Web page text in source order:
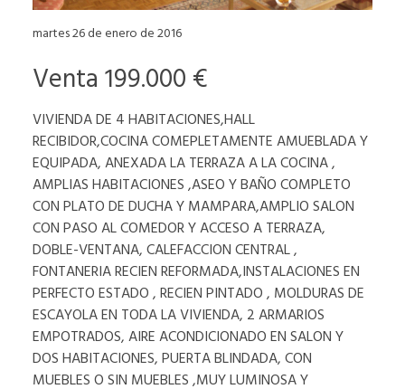
martes 26 de enero de 2016
Venta 199.000 €
VIVIENDA DE 4 HABITACIONES,HALL
RECIBIDOR,COCINA COMEPLETAMENTE AMUEBLADA Y
EQUIPADA, ANEXADA LA TERRAZA A LA COCINA ,
AMPLIAS HABITACIONES ,ASEO Y BAÑO COMPLETO
CON PLATO DE DUCHA Y MAMPARA,AMPLIO SALON
CON PASO AL COMEDOR Y ACCESO A TERRAZA,
DOBLE-VENTANA, CALEFACCION CENTRAL ,
FONTANERIA RECIEN REFORMADA,INSTALACIONES EN
PERFECTO ESTADO , RECIEN PINTADO , MOLDURAS DE
ESCAYOLA EN TODA LA VIVIENDA, 2 ARMARIOS
EMPOTRADOS, AIRE ACONDICIONADO EN SALON Y
DOS HABITACIONES, PUERTA BLINDADA, CON
MUEBLES O SIN MUEBLES ,MUY LUMINOSA Y